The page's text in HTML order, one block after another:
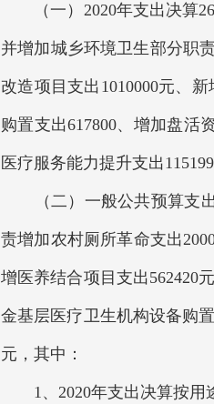
（一）2020年支出决算
并增加城乡环境卫生部分职
改造项目支出1010000元、
购置支出617800、增加盘活
医疗服务能力提升支出
（二）一般公共预算支出
责增加农村厕所革命支出
增医养结合项目支出562420
金基层医疗卫生机构设备购
元，其中：
1、2020年支出决算按用